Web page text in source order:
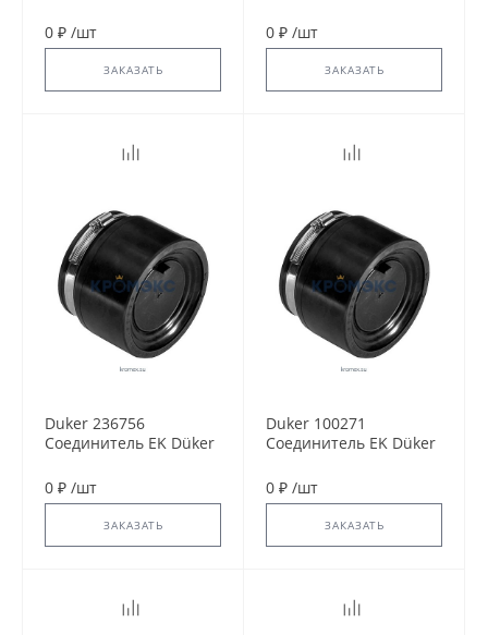
0 ₽ /шт
ЗАКАЗАТЬ
0 ₽ /шт
ЗАКАЗАТЬ
Duker 236756
Соединитель EK Düker
0 ₽ /шт
ЗАКАЗАТЬ
Duker 100271
Соединитель EK Düker
0 ₽ /шт
ЗАКАЗАТЬ